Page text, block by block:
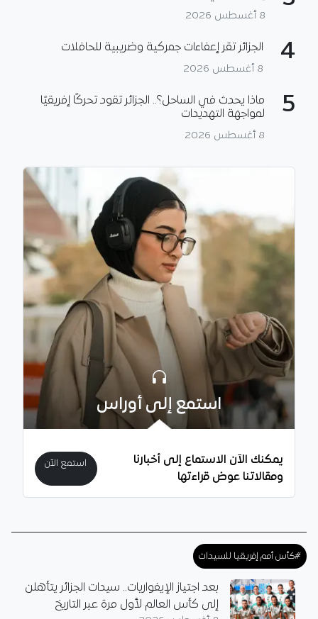
8 أغسطس 2026
4 الجزائر تقر إعفاءات جمركية وضريبية للحافلات
8 أغسطس 2026
5
ماذا يحدث في الساحل؟.. الجزائر تقود تحركًا إفريقيًا
لمواجهة التهديدات
8 أغسطس 2026
استمع إلى أوراس
يمكنك الآن الاستماع إلى أخبارنا
ومقالاتنا عوض قراءتها
استمع الآن
#كأس أمم إفريقيا للسيدات
بعد اجتياز الإيفواريات.. سيدات الجزائر يتأهلن
إلى كأس العالم لأول مرة عبر التاريخ